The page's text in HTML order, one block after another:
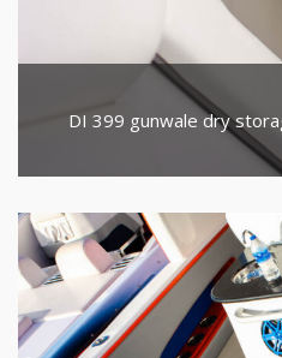
DI 399 gunwale dry